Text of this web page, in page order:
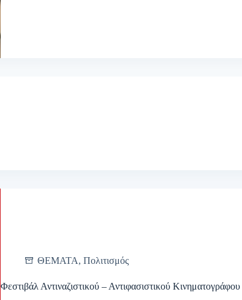
ΘΕΜΑΤΑ, Πολιτισμός
Φεστιβάλ Αντιναζιστικού – Αντιφασιστικού Κινηματογράφου